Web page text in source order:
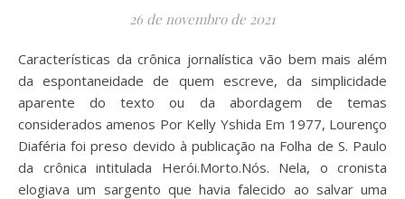
26 de novembro de 2021
Características da crônica jornalística vão bem mais além
da espontaneidade de quem escreve, da simplicidade
aparente do texto ou da abordagem de temas
considerados amenos Por Kelly Yshida Em 1977, Lourenço
Diaféria foi preso devido à publicação na Folha de S. Paulo
da crônica intitulada Herói.Morto.Nós. Nela, o cronista
elogiava um sargento que havia falecido ao salvar uma